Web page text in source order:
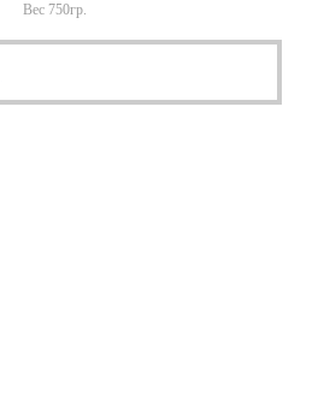
Вес 750гр.